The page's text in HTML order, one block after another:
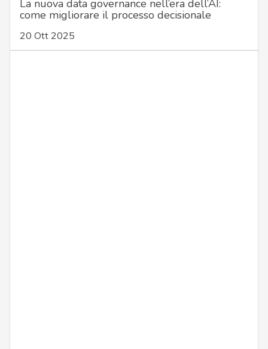
La nuova data governance nell’era dell’AI:
come migliorare il processo decisionale
20 Ott 2025